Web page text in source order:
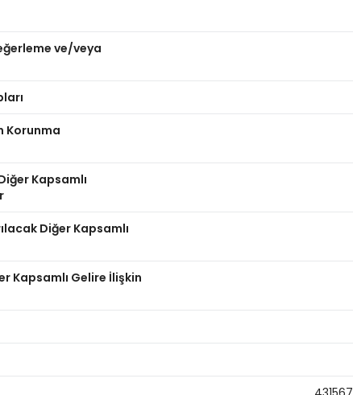
ve/veya
Korunma
Kapsamlı
Diğer Kapsamlı
Kapsamlı Gelire İlişkin